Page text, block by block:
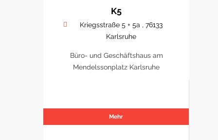
K5
Kriegsstraße 5 + 5a , 76133
Karlsruhe
Büro- und Geschäftshaus am
Mendelssonplatz Karlsruhe
Mehr